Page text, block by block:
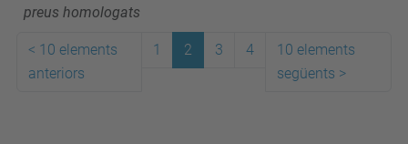
preus homologats
< 10 elements
anteriors
1 2 3 4
10 elements
següents >